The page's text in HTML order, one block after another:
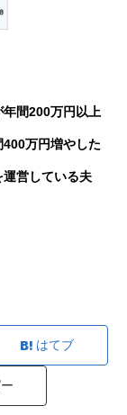
間200万円以上
万円増やした
営している夫
はてブ